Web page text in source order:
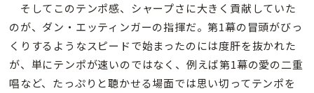
そしてこのテンポ感、シャープさに大きく貢献していた
のが、ダン・エッティンガーの指揮だ。第1幕の冒頭がびっ
くりするようなスピードで始まったのには度肝を抜かれた
が、単にテンポが速いのではなく、例えば第1幕の愛の二重
唱など、たっぷりと聴かせる場面では思い切ってテンポを